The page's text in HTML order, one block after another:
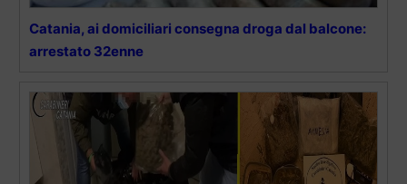
Catania, ai domiciliari consegna droga dal balcone:
arrestato 32enne